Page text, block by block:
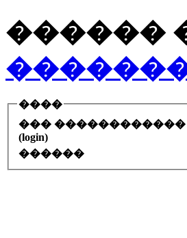
������
����
��� ������������
(login)
������